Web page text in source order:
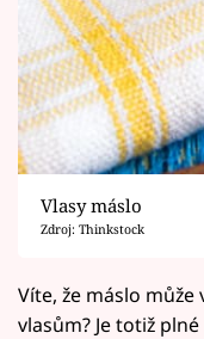
Vlasy máslo
Zdroj: Thinkstock
Víte, že máslo
vlasům? Je totiž